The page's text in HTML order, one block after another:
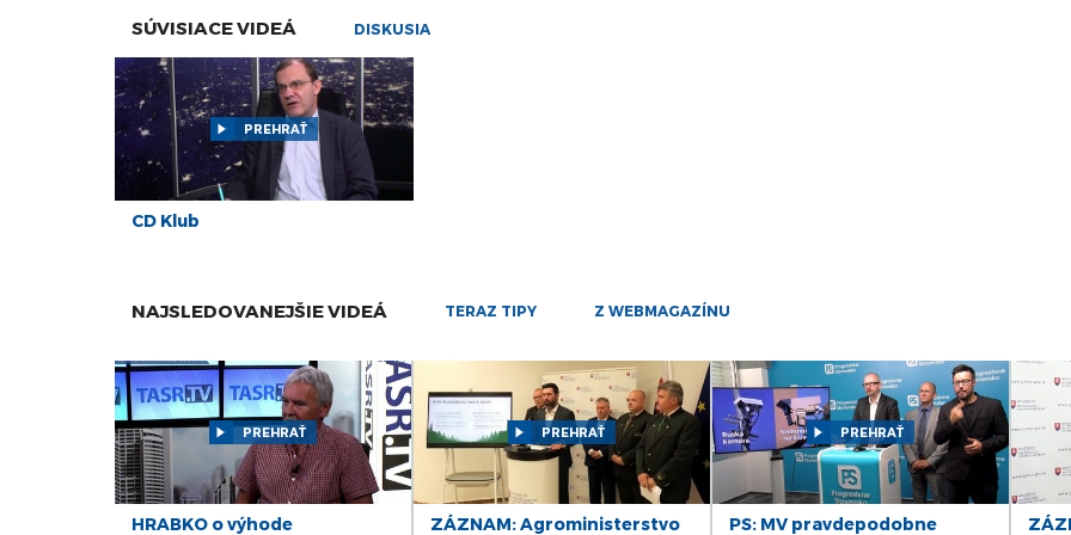
28
mar
15
mar
5
mar
SÚVISIACE VIDEÁ DISKUSIA
PREHRAŤ
CD Klub
NAJSLEDOVANEJŠIE VIDEÁ TERAZ TIPY Z WEBMAGAZÍNU
PREHRAŤ
HRABKO o výhode
PREHRAŤ
ZÁZNAM: Agroministerstvo
PREHRAŤ
PS: MV pravdepodobne